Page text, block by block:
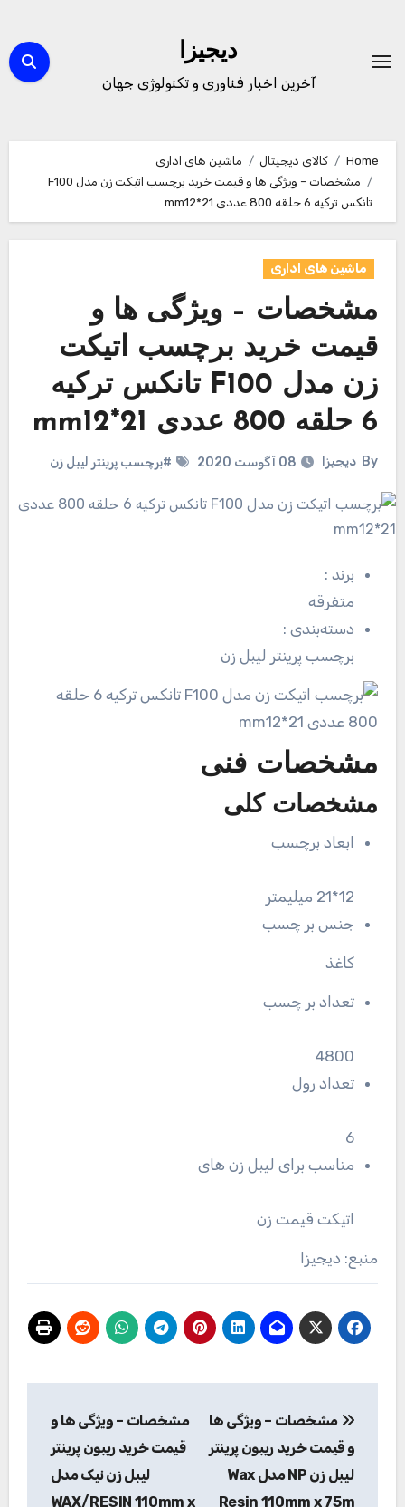
content
دیجیزا
آخرین اخبار فناوری و تکنولوژی جهان
Home کالای دیجیتال
ماشین های اداری
مشخصات – ویژگی ها و قیمت خرید برچسب اتیکت زن مدل F100
تانکس ترکیه 6 حلقه 800 عددی mm12*21
ماشین های اداری
مشخصات – ویژگی ها و
قیمت خرید برچسب اتیکت
زن مدل F100 تانکس ترکیه
6 حلقه 800 عددی mm12*21
By دیجیزا 08 آگوست 2020 #برچسب پرینتر لیبل زن
برند:
متفرقه
دسته‌بندی:
برچسب پرینتر لیبل زن
مشخصات فنی
مشخصات کلی
ابعاد برچسب
12*21 میلیمتر
جنس بر چسب
کاغذ
تعداد بر چسب
4800
تعداد رول
6
مناسب برای لیبل زن های
اتیکت قیمت زن
منبع: دیجیزا
نوشته
مشخصات – ویژگی ها
و قیمت خرید ریبون پرینتر
لیبل زن NP مدل Wax
Resin 110mm x 75m
مشخصات – ویژگی ها و
قیمت خرید ریبون پرینتر
لیبل زن نیک مدل
WAX/RESIN 110mm x